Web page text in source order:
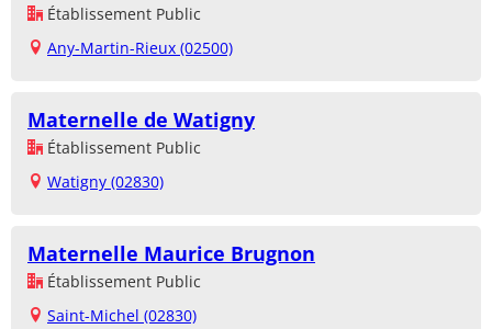
Établissement Public
Any-Martin-Rieux (02500)
Maternelle de Watigny
Établissement Public
Watigny (02830)
Maternelle Maurice Brugnon
Établissement Public
Saint-Michel (02830)